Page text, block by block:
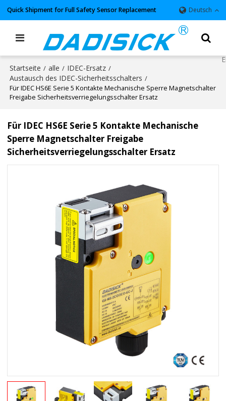
Quick Shipment for Full Safety Sensor Replacement Deutsch
Startseite / alle / IDEC-Ersatz /
Austausch des IDEC-Sicherheitsschalters /
Für IDEC HS6E Serie 5 Kontakte Mechanische Sperre Magnetschalter
Freigabe Sicherheitsverriegelungsschalter Ersatz
Für IDEC HS6E Serie 5 Kontakte Mechanische
Sperre Magnetschalter Freigabe
Sicherheitsverriegelungsschalter Ersatz